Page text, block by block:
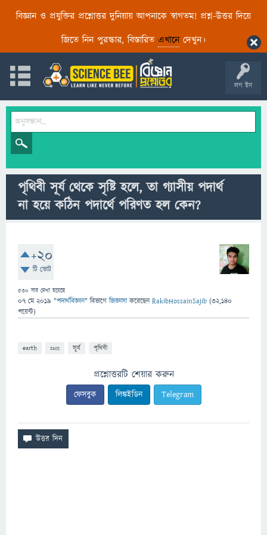
বিজ্ঞান ও প্রযুক্তির প্রশ্নোত্তর দুনিয়ায় আপনাকে স্বাগতম! প্রশ্ন-উত্তর দিয়ে
জিতে নিন পুরস্কার, বিস্তারিত এখানেদেখুন।
লগ ইন
পৃথিবী সূর্য থেকে সৃষ্টি হলে, তা গ্যাসীয় পদার্থ
না হয়ে কঠিন পদার্থে পরিণত হল কেন?
+20
টি ভোট
530 বার দেখা হয়েছে
07 মে 2019 "পদার্থবিজ্ঞান" বিভাগে জিজ্ঞাসাকরেছেনRakibHossainSajib (32,140
পয়েন্ট)
earth sun সূর্য পৃথিবী
প্রশ্নোত্তরটি শেয়ার করুন
ফেসবুক লিঙ্কইডিন Telegram